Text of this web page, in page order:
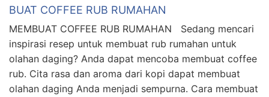
BUAT COFFEE RUB RUMAHAN
MEMBUAT COFFEE RUB RUMAHAN Sedang mencari
inspirasi resep untuk membuat rub rumahan untuk
olahan daging? Anda dapat mencoba membuat coffee
rub. Cita rasa dan aroma dari kopi dapat membuat
olahan daging Anda menjadi sempurna. Cara membuat